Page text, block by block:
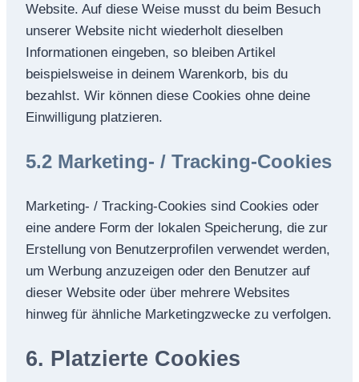
Website. Auf diese Weise musst du beim Besuch
unserer Website nicht wiederholt dieselben
Informationen eingeben, so bleiben Artikel
beispielsweise in deinem Warenkorb, bis du
bezahlst. Wir können diese Cookies ohne deine
Einwilligung platzieren.
5.2 Marketing- / Tracking-Cookies
Marketing- / Tracking-Cookies sind Cookies oder
eine andere Form der lokalen Speicherung, die zur
Erstellung von Benutzerprofilen verwendet werden,
um Werbung anzuzeigen oder den Benutzer auf
dieser Website oder über mehrere Websites
hinweg für ähnliche Marketingzwecke zu verfolgen.
6. Platzierte Cookies